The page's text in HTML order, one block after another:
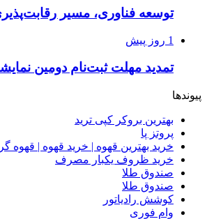
توسعه فناوری، مسیر
1 روز پیش
تمدید مهلت ثبت‌نام دومین نمایشگاه «فر
پیوندها
بهترین بروکر کپی ترید
پروتز پا
خرید بهترین قهوه | خرید قهوه | قهوه
خرید ظروف یکبار مصرف
صندوق طلا
صندوق طلا
کوشش رادیاتور
وام فوری